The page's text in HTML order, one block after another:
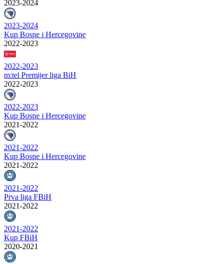
2023-2024
2023-2024
Kup Bosne i Hercegovine
2022-2023
2022-2023
m:tel Premijer liga BiH
2022-2023
2022-2023
Kup Bosne i Hercegovine
2021-2022
2021-2022
Kup Bosne i Hercegovine
2021-2022
2021-2022
Prva liga FBiH
2021-2022
2021-2022
Kup FBiH
2020-2021